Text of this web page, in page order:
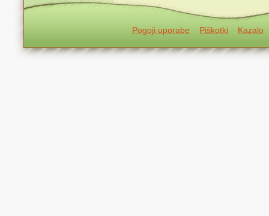
Pogoji uporabe Piškotki Kazalo